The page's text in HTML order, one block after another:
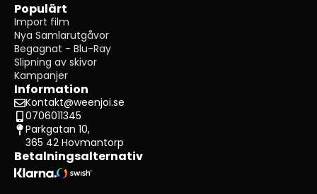
Populärt
Import film
Nya Samlarutgåvor
Begagnat - Blu-Ray
Slipning av skivor
Kampanjer
Information
Kontakt@weenjoi.se
0706011345
Parkgatan 10,
365 42 Hovmantorp
Betalningsalternativ